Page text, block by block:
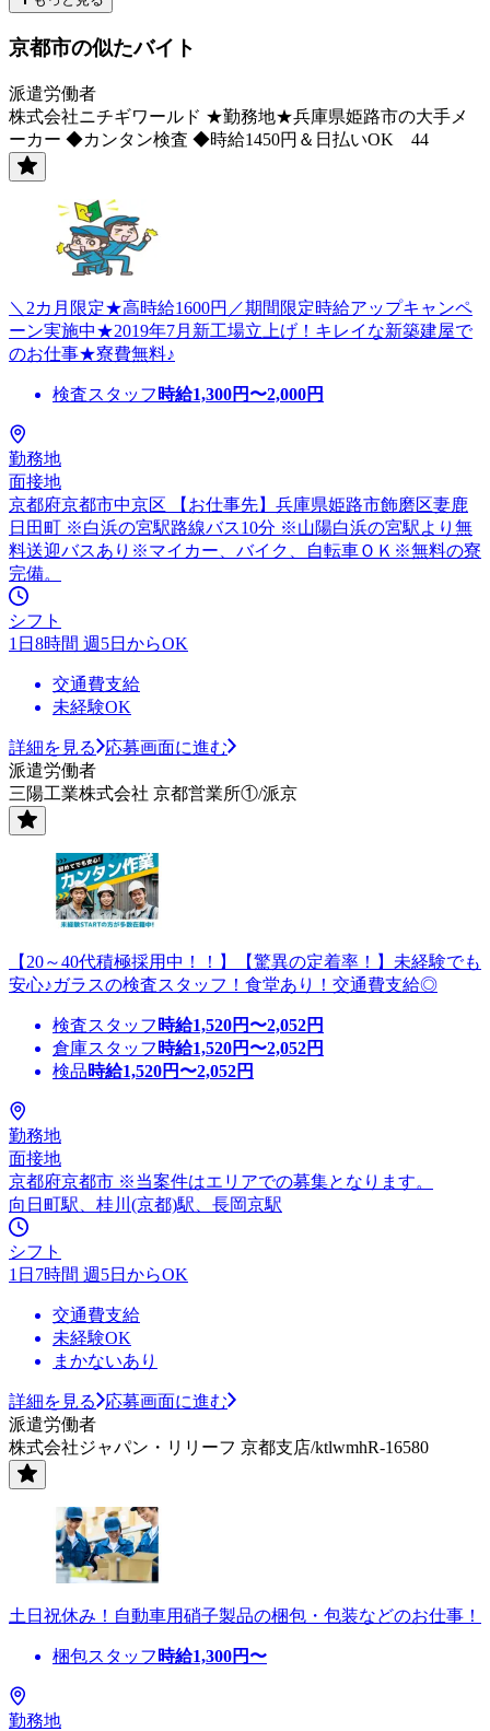
京都市の似たバイト
派遣労働者
株式会社ニチギワールド ★勤務地★兵庫県姫路市の大手メ
ーカー ◆カンタン検査 ◆時給1450円＆日払いOK 44
＼2カ月限定★高時給1600円／期間限定時給アップキャンペ
ーン実施中★2019年7月新工場立上げ！キレイな新築建屋で
のお仕事★寮費無料♪
検査スタッフ 時給1,300円〜2,000円
勤務地
面接地
京都府京都市中京区 【お仕事先】兵庫県姫路市飾磨区妻鹿
日田町 ※白浜の宮駅路線バス10分 ※山陽白浜の宮駅より無
料送迎バスあり※マイカー、バイク、自転車ＯＫ※無料の寮
完備。
シフト
1日8時間 週5日からOK
交通費支給
未経験OK
詳細を見る
応募画面に進む
派遣労働者
三陽工業株式会社 京都営業所①/派京
【20～40代積極採用中！！】【驚異の定着率！】未経験でも
安心♪ガラスの検査スタッフ！食堂あり！交通費支給◎
検査スタッフ 時給1,520円〜2,052円
倉庫スタッフ 時給1,520円〜2,052円
検品時給1,520円〜2,052円
勤務地
面接地
京都府京都市 ※当案件はエリアでの募集となります。
向日町駅、桂川(京都)駅、長岡京駅
シフト
1日7時間 週5日からOK
交通費支給
未経験OK
まかないあり
詳細を見る
応募画面に進む
派遣労働者
株式会社ジャパン・リリーフ 京都支店/ktlwmhR-16580
土日祝休み！自動車用硝子製品の梱包・包装などのお仕事！
梱包スタッフ 時給1,300円〜
勤務地